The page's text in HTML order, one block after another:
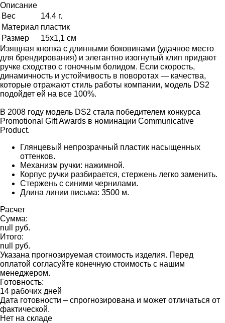
Описание
Вес
14.4 г.
Материал пластик
Размер
15х1,1 см
Изящная кнопка с длинными боковинами (удачное место
для брендирования) и элегантно изогнутый клип придают
ручке сходство с гоночным болидом. Если скорость,
динамичность и устойчивость в поворотах — качества,
которые отражают стиль работы компании, модель DS2
подойдет ей на все 100%.
В 2008 году модель DS2 стала победителем конкурса
Promotional Gift Awards в номинации Communicative
Product.
Глянцевый непрозрачный пластик насыщенных
оттенков.
Механизм ручки: нажимной.
Корпус ручки разбирается, стержень легко заменить.
Стержень с синими чернилами.
Длина линии письма: 3500 м.
Расчет
Сумма:
null руб.
Итого:
null руб.
Указана прогнозируемая стоимость изделия. Перед
оплатой согласуйте конечную стоимость с нашим
менеджером.
Готовность:
14 рабочих дней
Дата готовности – спрогнозирована и может отличаться от
фактической.
Нет на складе